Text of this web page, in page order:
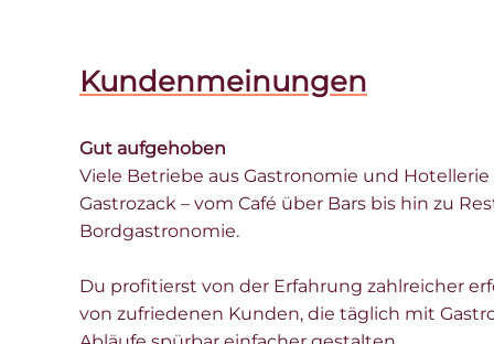
Kundenmeinungen
Gut aufgehoben
Viele Betriebe aus Gastronomie und
Gastrozack – vom Café über Bars bis hin zu
Bordgastronomie.
Du profitierst von der Erfahrung zahlreicher
von zufriedenen Kunden, die täglich mit
Markus K.
Ich bin äußerst zufrieden mit den
PHCOM GmbH. Das Team ist
freundlich. Besonders schätze ich
Reaktionszeit und die individuelle
erstklassig, und ich fühle mich bei
Ich kann das Unternehmen